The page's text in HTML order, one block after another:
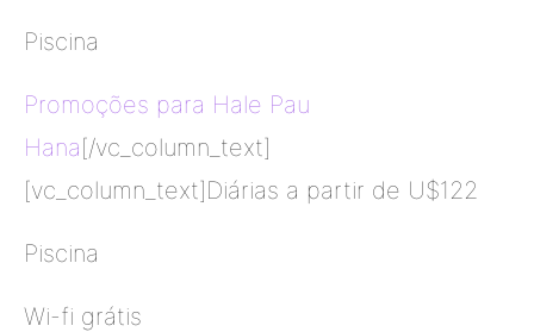
Piscina
Promoções para Hale Pau
Hana[/vc_column_text]
[vc_column_text]Diárias a partir de U$122
Piscina
Wi-fi grátis